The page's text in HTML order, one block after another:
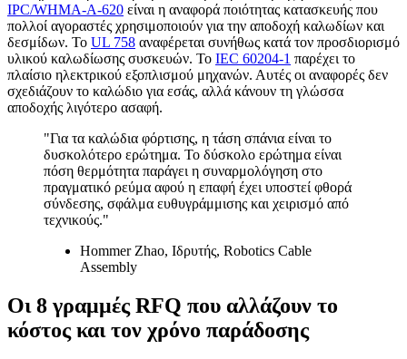
IPC/WHMA-A-620 είναι η αναφορά ποιότητας κατασκευής που
πολλοί αγοραστές χρησιμοποιούν για την αποδοχή καλωδίων και
δεσμίδων. Το UL 758 αναφέρεται συνήθως κατά τον προσδιορισμό
υλικού καλωδίωσης συσκευών. Το IEC 60204-1 παρέχει το
πλαίσιο ηλεκτρικού εξοπλισμού μηχανών. Αυτές οι αναφορές δεν
σχεδιάζουν το καλώδιο για εσάς, αλλά κάνουν τη γλώσσα
αποδοχής λιγότερο ασαφή.
"Για τα καλώδια φόρτισης, η τάση σπάνια είναι το
δυσκολότερο ερώτημα. Το δύσκολο ερώτημα είναι
πόση θερμότητα παράγει η συναρμολόγηση στο
πραγματικό ρεύμα αφού η επαφή έχει υποστεί φθορά
σύνδεσης, σφάλμα ευθυγράμμισης και χειρισμό από
τεχνικούς."
Hommer Zhao, Ιδρυτής, Robotics Cable
Assembly
Οι 8 γραμμές RFQ που αλλάζουν το
κόστος και τον χρόνο παράδοσης